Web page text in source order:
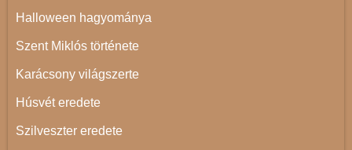
Halloween hagyománya
Szent Miklós története
Karácsony világszerte
Húsvét eredete
Szilveszter eredete